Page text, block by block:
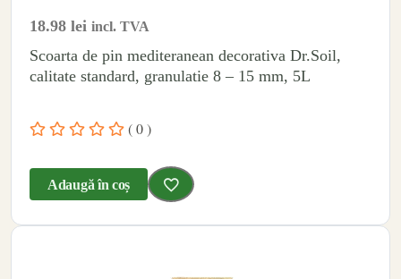
18.98 lei incl. TVA
Scoarta de pin mediteranean decorativa Dr.Soil,
calitate standard, granulatie 8 – 15 mm, 5L
( 0 )
Adaugă în coș